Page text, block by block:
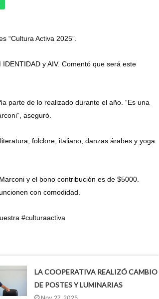
“Cultura Activa 2025”.
y AIV. Comentó que será este
parte de lo realizado durante el año. “Es una
aseguró.
folclore, italiano, danzas árabes y yoga.
y el bono contribución es de $5000.
con comodidad.
#culturaactiva
LA COOPERATIVA REALIZÓ CAMBIO
DE POSTES Y LUMINARIAS
Nov 27, 2025